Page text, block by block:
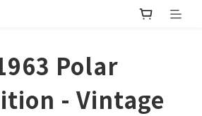
Polar
- Vintage